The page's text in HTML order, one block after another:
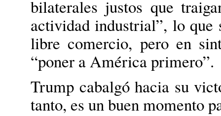
bilaterales justos que
actividad industrial”, lo
libre comercio, pero en
“poner a América primero”.
Trump cabalgó hacia su
tanto, es un buen momento